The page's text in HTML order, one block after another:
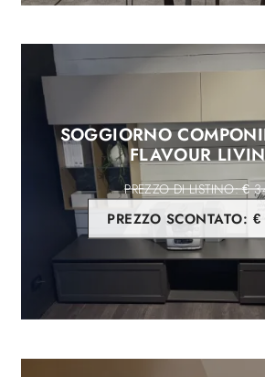
SOGGIORNO
FLAVOUR
€
PREZZO SCONTATO: